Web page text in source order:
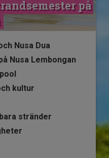
på
Nusa Dua
Nusa Lembongan
kultur
stränder